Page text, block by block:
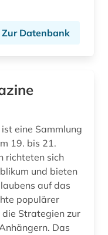
wissenschaft (2)
Zur Datenbank
eine Sammlung
19. bis 21.
richteten sich
und bieten
auf das
populärer
Strategien zur
Das